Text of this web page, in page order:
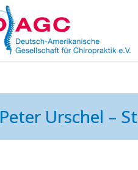
Peter Urschel –